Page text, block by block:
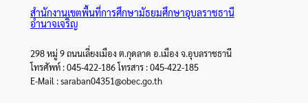
สำนักงานเขตพื้นที่การศึกษามัธยมศึกษาอุบลราชธานี
อำนาจเจริญ
298 หมู่ 9 ถนนเลี่ยงเมือง ต.กุดลาด อ.เมือง จ.อุบลราชธานี
โทรศัพท์ : 045-422-186 โทรสาร : 045-422-185
E-Mail : saraban04351@obec.go.th